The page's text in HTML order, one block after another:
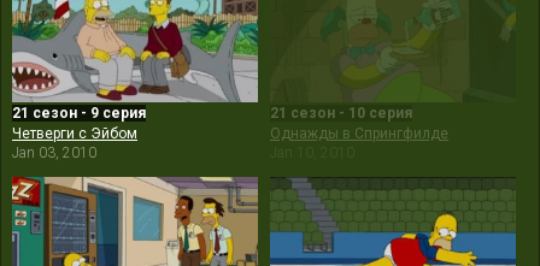
21 сезон - 9 серия
Четверги с Эйбом
Jan 03, 2010
21 сезон - 10 серия
Однажды в Спрингфилде
Jan 10, 2010